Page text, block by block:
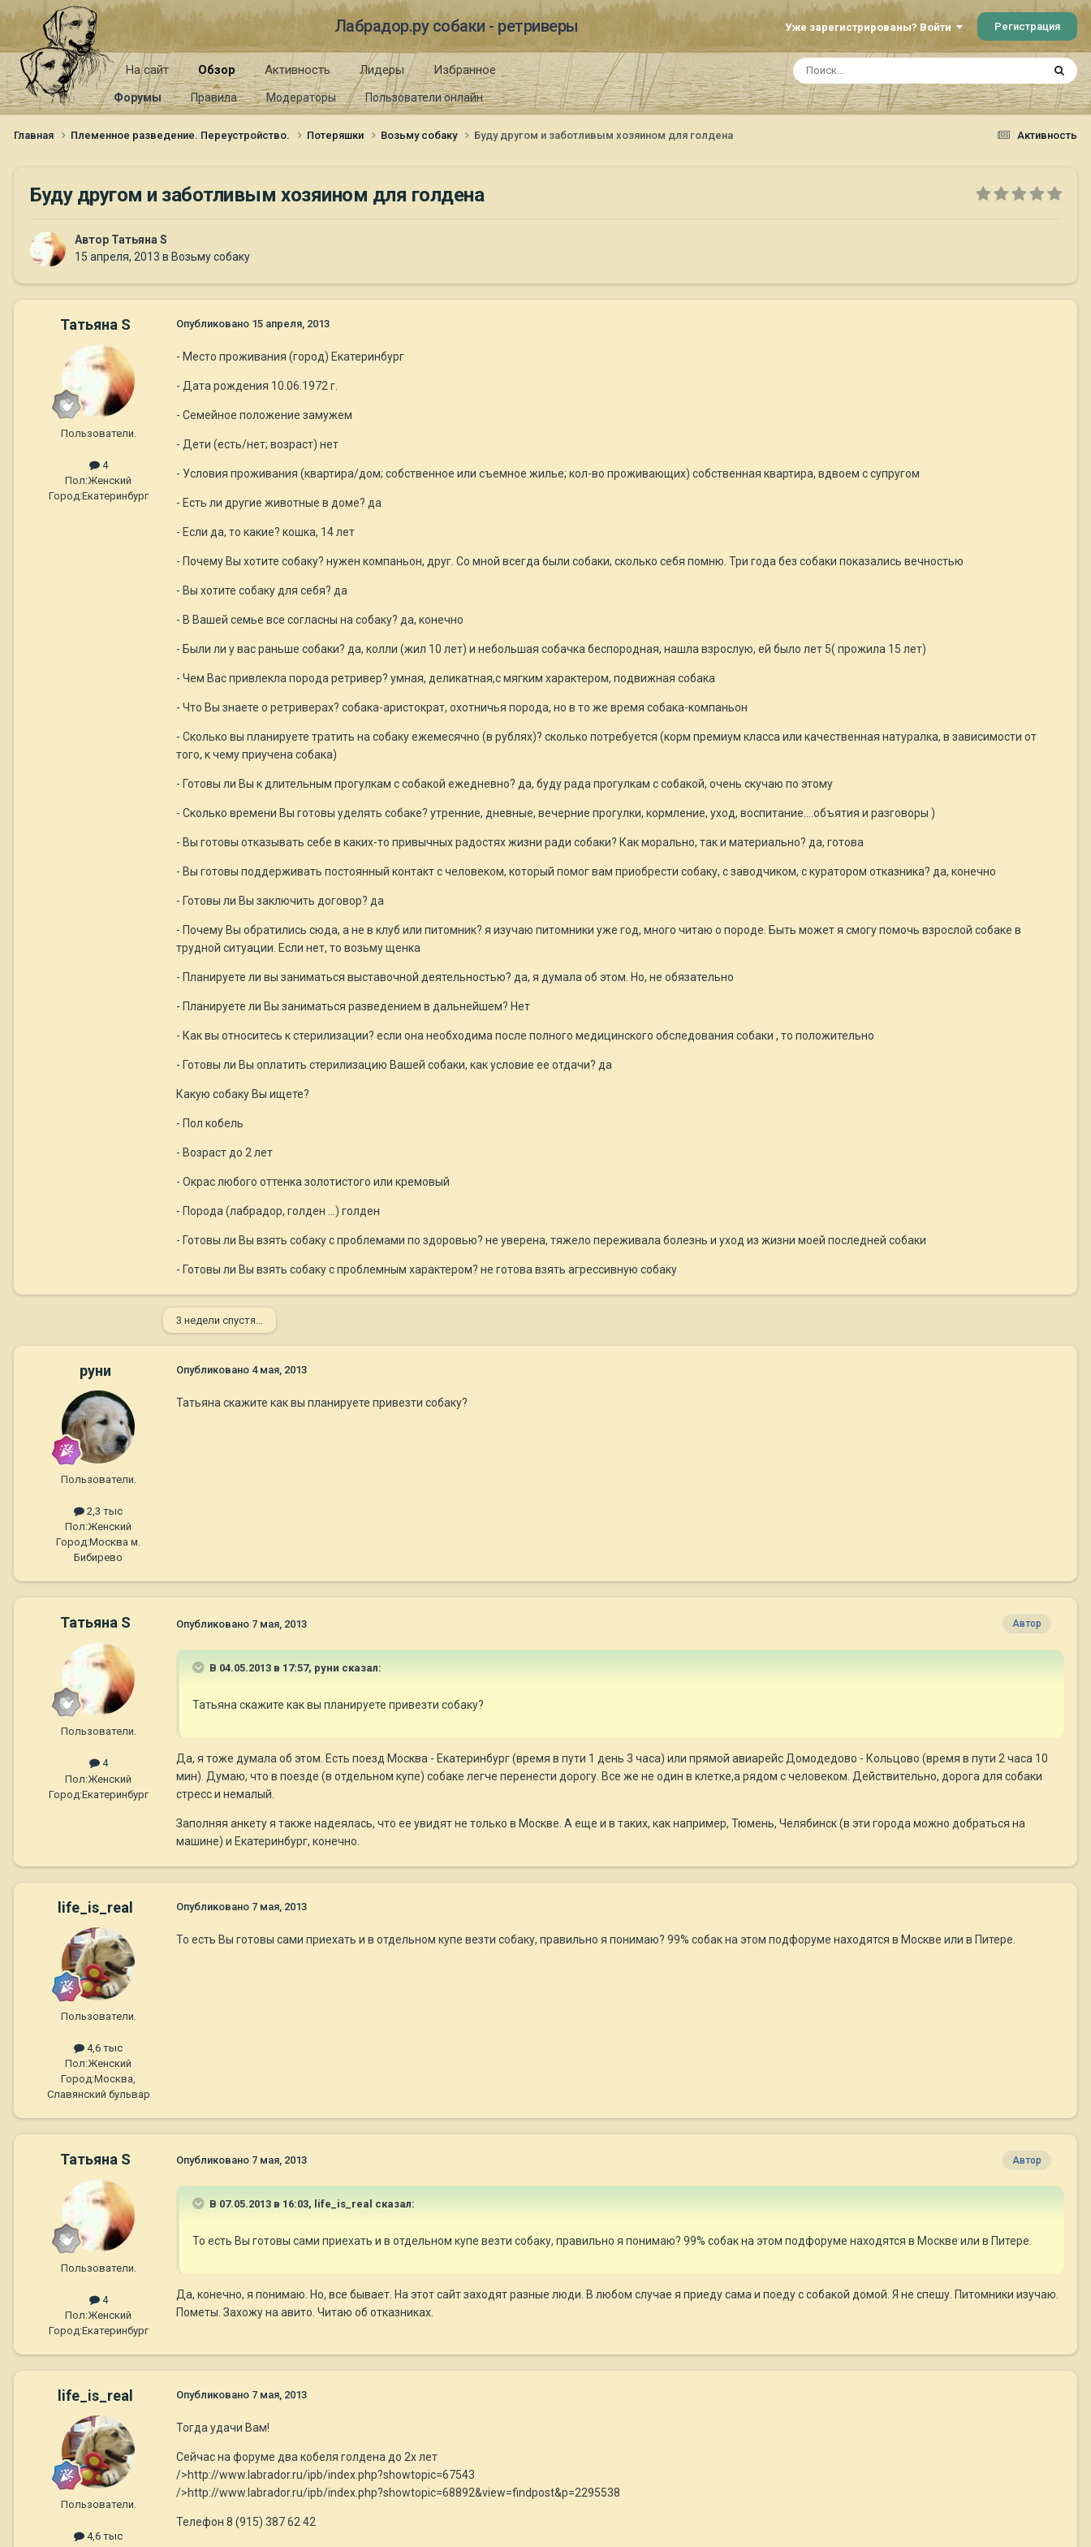
Лабрадор.ру собаки - ретриверы Уже зарегистрированы? Войти Регистрация
На сайт Обзор
Форумы Правила Модераторы Пользователи онлайн
Активность Лидеры Избранное
Активность
Главная Племенное разведение. Переустройство. Потеряшки Возьму собаку Буду другом и заботливым хозяином для голдена
Буду другом и заботливым хозяином для голдена
Автор Татьяна S
15 апреля, 2013 в Возьму собаку
Татьяна S
Пользователи.
4
Пол:Женский
Город:Екатеринбург
Опубликовано 15 апреля, 2013
- Место проживания (город) Екатеринбург
- Дата рождения 10.06.1972 г.
- Семейное положение замужем
- Дети (есть/нет; возраст) нет
- Условия проживания (квартира/дом; собственное или съемное жилье; кол-во проживающих) собственная квартира, вдвоем с супругом
- Есть ли другие животные в доме? да
- Если да, то какие? кошка, 14 лет
- Почему Вы хотите собаку? нужен компаньон, друг. Со мной всегда были собаки, сколько себя помню. Три года без собаки показались вечностью
- Вы хотите собаку для себя? да
- В Вашей семье все согласны на собаку? да, конечно
- Были ли у вас раньше собаки? да, колли (жил 10 лет) и небольшая собачка беспородная, нашла взрослую, ей было лет 5( прожила 15 лет)
- Чем Вас привлекла порода ретривер? умная, деликатная,с мягким характером, подвижная собака
- Что Вы знаете о ретриверах? собака-аристократ, охотничья порода, но в то же время собака-компаньон
- Сколько вы планируете тратить на собаку ежемесячно (в рублях)? сколько потребуется (корм премиум класса или качественная натуралка, в зависимости от
того, к чему приучена собака)
- Готовы ли Вы к длительным прогулкам с собакой ежедневно? да, буду рада прогулкам с собакой, очень скучаю по этому
- Сколько времени Вы готовы уделять собаке? утренние, дневные, вечерние прогулки, кормление, уход, воспитание....объятия и разговоры )
- Вы готовы отказывать себе в каких-то привычных радостях жизни ради собаки? Как морально, так и материально? да, готова
- Вы готовы поддерживать постоянный контакт с человеком, который помог вам приобрести собаку, с заводчиком, с куратором отказника? да, конечно
- Готовы ли Вы заключить договор? да
- Почему Вы обратились сюда, а не в клуб или питомник? я изучаю питомники уже год, много читаю о породе. Быть может я смогу помочь взрослой собаке в
трудной ситуации. Если нет, то возьму щенка
- Планируете ли вы заниматься выставочной деятельностью? да, я думала об этом. Но, не обязательно
- Планируете ли Вы заниматься разведением в дальнейшем? Нет
- Как вы относитесь к стерилизации? если она необходима после полного медицинского обследования собаки , то положительно
- Готовы ли Вы оплатить стерилизацию Вашей собаки, как условие ее отдачи? да
Какую собаку Вы ищете?
- Пол кобель
- Возраст до 2 лет
- Окрас любого оттенка золотистого или кремовый
- Порода (лабрадор, голден …) голден
- Готовы ли Вы взять собаку с проблемами по здоровью? не уверена, тяжело переживала болезнь и уход из жизни моей последней собаки
- Готовы ли Вы взять собаку с проблемным характером? не готова взять агрессивную собаку
3 недели спустя...
руни
Пользователи.
2,3 тыс
Пол:Женский
Город:Москва м.
Бибирево
Опубликовано 4 мая, 2013
Татьяна скажите как вы планируете привезти собаку?
Татьяна S
Пользователи.
4
Пол:Женский
Город:Екатеринбург
Автор
Опубликовано 7 мая, 2013
В 04.05.2013 в 17:57, руни сказал:
Татьяна скажите как вы планируете привезти собаку?
Да, я тоже думала об этом. Есть поезд Москва - Екатеринбург (время в пути 1 день 3 часа) или прямой авиарейс Домодедово - Кольцово (время в пути 2 часа 10
мин). Думаю, что в поезде (в отдельном купе) собаке легче перенести дорогу. Все же не один в клетке,а рядом с человеком. Действительно, дорога для собаки
стресс и немалый.
Заполняя анкету я также надеялась, что ее увидят не только в Москве. А еще и в таких, как например, Тюмень, Челябинск (в эти города можно добраться на
машине) и Екатеринбург, конечно.
life_is_real
Пользователи.
4,6 тыс
Пол:Женский
Город:Москва,
Славянский бульвар
Опубликовано 7 мая, 2013
То есть Вы готовы сами приехать и в отдельном купе везти собаку, правильно я понимаю? 99% собак на этом подфоруме находятся в Москве или в Питере.
Татьяна S
Пользователи.
4
Пол:Женский
Город:Екатеринбург
Автор
Опубликовано 7 мая, 2013
В 07.05.2013 в 16:03, life_is_real сказал:
То есть Вы готовы сами приехать и в отдельном купе везти собаку, правильно я понимаю? 99% собак на этом подфоруме находятся в Москве или в Питере.
Да, конечно, я понимаю. Но, все бывает. На этот сайт заходят разные люди. В любом случае я приеду сама и поеду с собакой домой. Я не спешу. Питомники изучаю.
Пометы. Захожу на авито. Читаю об отказниках.
life_is_real
Пользователи.
4,6 тыс
Опубликовано 7 мая, 2013
Тогда удачи Вам!
Сейчас на форуме два кобеля голдена до 2х лет
/>http://www.labrador.ru/ipb/index.php?showtopic=67543
/>http://www.labrador.ru/ipb/index.php?showtopic=68892&view=findpost&p=2295538
Телефон 8 (915) 387 62 42